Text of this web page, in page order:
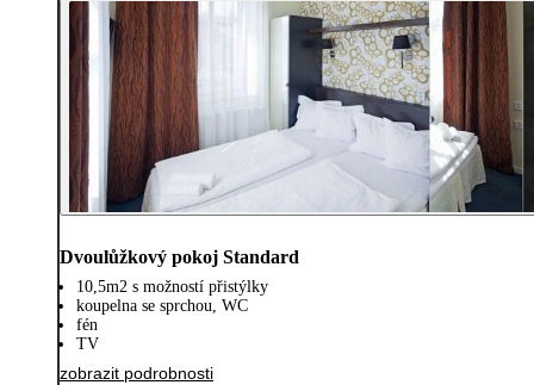
Dvoulůžkový pokoj Standard
10,5m2 s možností přistýlky
koupelna se sprchou, WC
fén
TV
zobrazit podrobnosti